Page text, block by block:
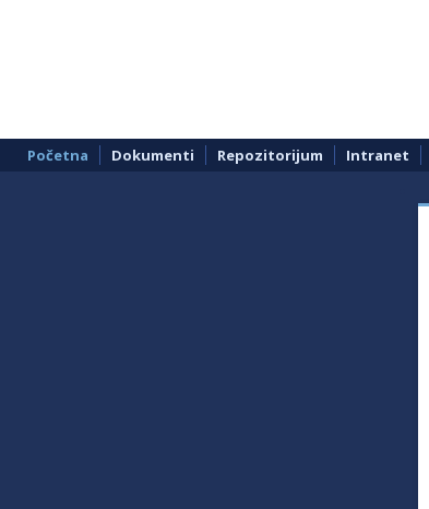
Početna Dokumenti Repozitorijum Intranet